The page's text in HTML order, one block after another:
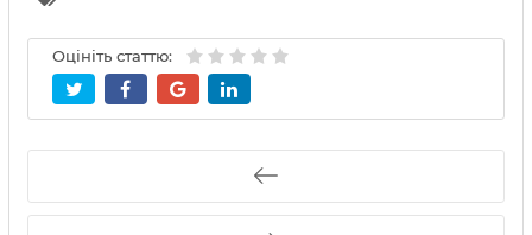
Оцініть статтю: